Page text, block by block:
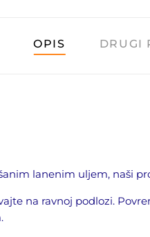
OPIS DRUGI
lanenim uljem, naši
na ravnoj podlozi.